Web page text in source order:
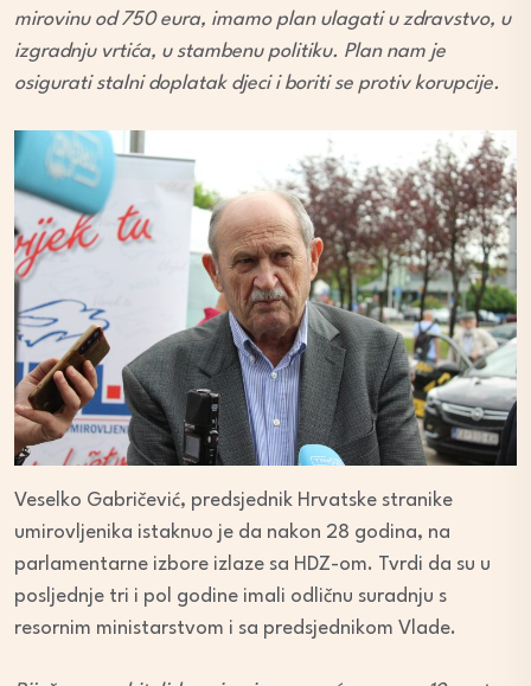
mirovinu od 750 eura, imamo plan ulagati u zdravstvo, u
izgradnju vrtića, u stambenu politiku. Plan nam je
osigurati stalni doplatak djeci i boriti se protiv korupcije.
Veselko Gabričević, predsjednik Hrvatske stranike
umirovljenika istaknuo je da nakon 28 godina, na
parlamentarne izbore izlaze sa HDZ-om. Tvrdi da su u
posljednje tri i pol godine imali odličnu suradnju s
resornim ministarstvom i sa predsjednikom Vlade.